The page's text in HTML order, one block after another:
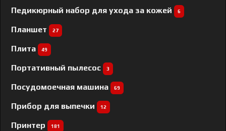
Педикюрный набор для ухода за кожей 6
Планшет 27
Плита 49
Портативный пылесос 3
Посудомоечная машина 69
Прибор для выпечки 12
Принтер 181